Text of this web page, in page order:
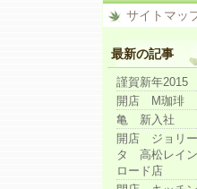
サイトマッ
最新の記事
謹賀新年2015
開店 M珈琲
亀 新入社
開店 ジョリ
タ 高松レイ
ロード店